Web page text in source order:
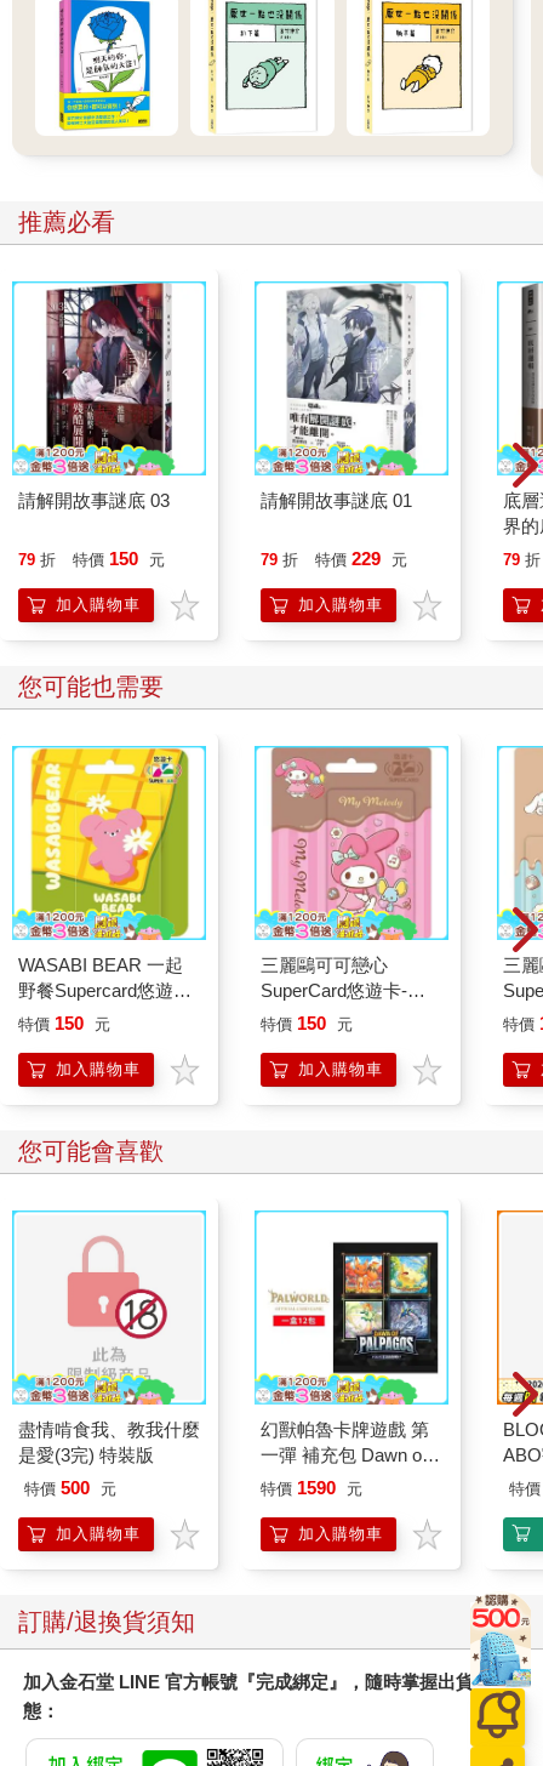
推薦必看
請解開故事謎底 03
79 折 特價 150 元
加入購物車
請解開故事謎底 01
79 折 特價 229 元
加入購物車
底
界
79 折
您可能也需要
WASABI BEAR 一起
野餐Supercard悠遊卡-
粉芥末熊【受託代銷】
特價 150 元
加入購物車
三麗鷗可可戀心
SuperCard悠遊卡-美
樂蒂【受託代銷】
特價 150 元
加入購物車
三
耳
特價
您可能會喜歡
盡情啃食我、教我什麼
是愛(3完) 特裝版
特價 500 元
加入購物車
幻獸帕魯卡牌遊戲 第
一彈 補充包 Dawn of
Palpagos（日文版一
特價 1590 元
加入購物車
特價
訂購/退換貨須知
加入金石堂 LINE 官方帳號『完成綁定』，隨時掌握出貨動
態：